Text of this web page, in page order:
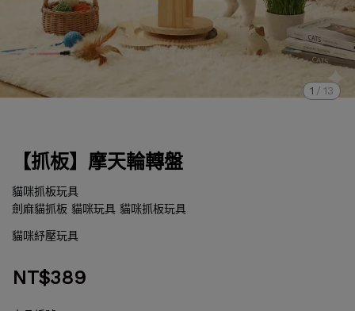
1 / 13
【抓板】摩天輪轉盤
貓咪抓板玩具
劍麻貓抓板 貓咪玩具 貓咪抓板玩具
貓咪紓壓玩具
NT$389